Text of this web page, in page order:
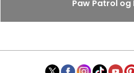
Paw Patrol og